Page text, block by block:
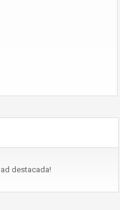
destacada!